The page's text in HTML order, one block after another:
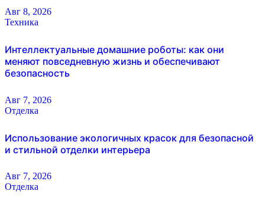
Авг 8, 2026
Техника
Интеллектуальные домашние роботы: как они
меняют повседневную жизнь и обеспечивают
безопасность
Авг 7, 2026
Отделка
Использование экологичных красок для безопасной
и стильной отделки интерьера
Авг 7, 2026
Отделка